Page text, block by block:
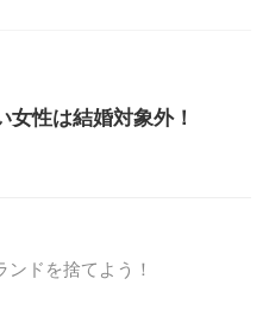
女性は結婚対象外！
ンドを捨てよう！